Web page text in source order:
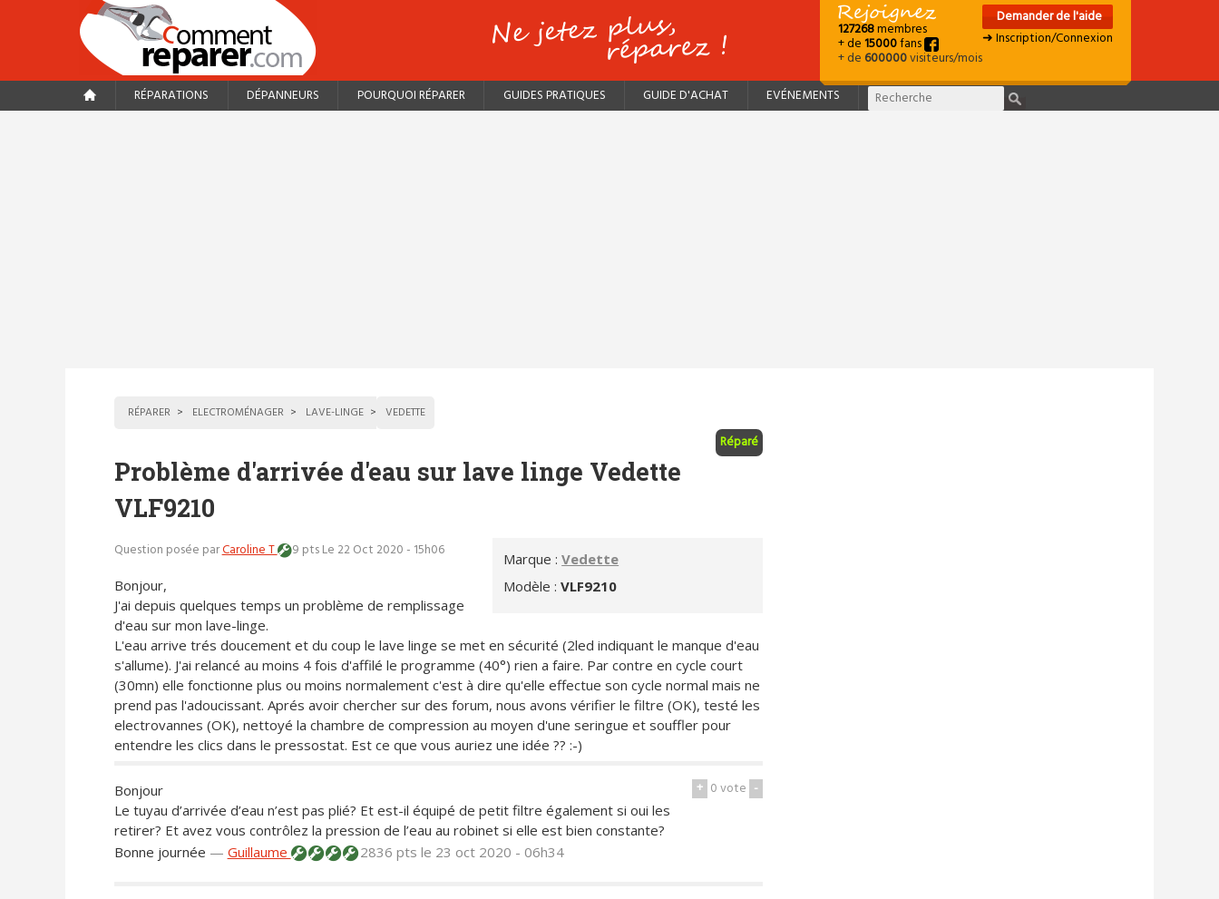
127268membres
+ de15000fans
+ de600000visiteurs/mois
Demander de l'aide
➜ Inscription/Connexion
RÉPARATIONS DÉPANNEURS POURQUOI RÉPARER GUIDES PRATIQUES GUIDE D'ACHAT EVÉNEMENTS
RÉPARER ELECTROMÉNAGER LAVE-LINGE VEDETTE
Réparé
Problème d'arrivée d'eau sur lave linge Vedette
VLF9210
Marque :Vedette
Modèle :VLF9210
Question posée parCaroline T 9 ptsLe 22 Oct 2020 - 15h06
Bonjour,
J'ai depuis quelques temps un problème de remplissage
d'eau sur mon lave-linge.
L'eau arrive trés doucement et du coup le lave linge se met en sécurité (2led indiquant le manque d'eau
s'allume). J'ai relancé au moins 4 fois d'affilé le programme (40°) rien a faire. Par contre en cycle court
(30mn) elle fonctionne plus ou moins normalement c'est à dire qu'elle effectue son cycle normal mais ne
prend pas l'adoucissant. Aprés avoir chercher sur des forum, nous avons vérifier le filtre (OK), testé les
electrovannes (OK), nettoyé la chambre de compression au moyen d'une seringue et souffler pour
entendre les clics dans le pressostat. Est ce que vous auriez une idée ?? :-)
+ 0vote -
Bonjour
Le tuyau d’arrivée d’eau n’est pas plié? Et est-il équipé de petit filtre également si oui les
retirer? Et avez vous contrôlez la pression de l’eau au robinet si elle est bien constante?
Bonne journée — Guillaume 2836 pts le 23 oct 2020 - 06h34